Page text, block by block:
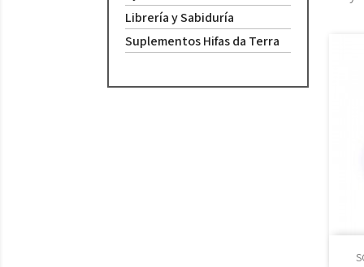
Librería y Sabiduría
Suplementos Hifas da Terra